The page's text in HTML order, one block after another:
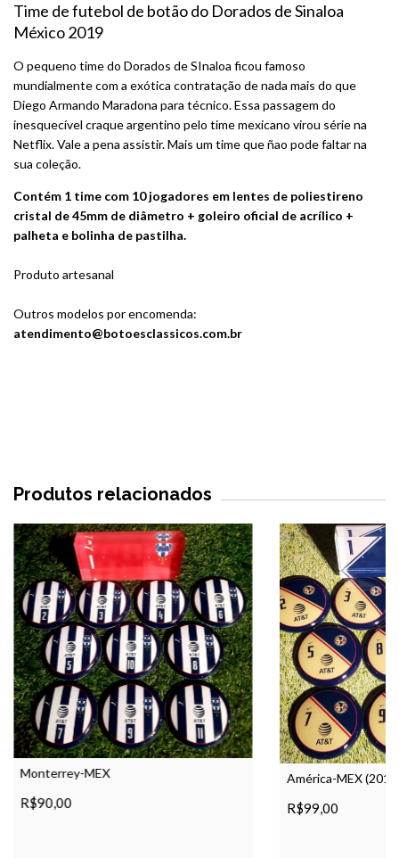
Time de futebol de botão do Dorados de Sinaloa
México 2019
O pequeno time do Dorados de SInaloa ficou famoso
mundialmente com a exótica contratação de nada mais do que
Diego Armando Maradona para técnico. Essa passagem do
inesquecível craque argentino pelo time mexicano virou série na
Netflix. Vale a pena assistir. Mais um time que ñao pode faltar na
sua coleção.
Contém 1 time com 10 jogadores em lentes de poliestireno
cristal de 45mm de diâmetro + goleiro oficial de acrílico +
palheta e bolinha de pastilha.
Produto artesanal
Outros modelos por encomenda:
atendimento@botoesclassicos.com.br
Produtos relacionados
Monterrey-MEX
R$90,00
América-MEX
R$99,00